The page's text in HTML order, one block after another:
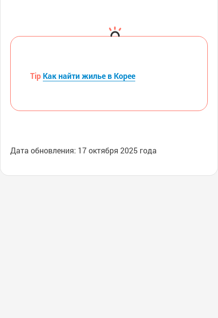
Tip Как найти жилье в Корее
Дата обновления: 17 октября 2025 года